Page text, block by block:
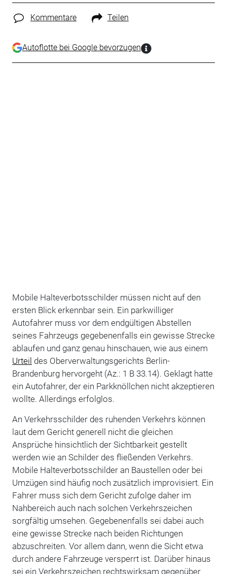
Kommentare Teilen
Autoflotte bei Google bevorzugen
Mobile Halteverbotsschilder müssen nicht auf den
ersten Blick erkennbar sein. Ein parkwilliger
Autofahrer muss vor dem endgültigen Abstellen
seines Fahrzeugs gegebenenfalls ein gewisse Strecke
ablaufen und ganz genau hinschauen, wie aus einem
Urteil des Oberverwaltungsgerichts Berlin-
Brandenburg hervorgeht (Az.: 1 B 33.14). Geklagt hatte
ein Autofahrer, der ein Parkknöllchen nicht akzeptieren
wollte. Allerdings erfolglos.
An Verkehrsschilder des ruhenden Verkehrs können
laut dem Gericht generell nicht die gleichen
Ansprüche hinsichtlich der Sichtbarkeit gestellt
werden wie an Schilder des fließenden Verkehrs.
Mobile Halteverbotsschilder an Baustellen oder bei
Umzügen sind häufig noch zusätzlich improvisiert. Ein
Fahrer muss sich dem Gericht zufolge daher im
Nahbereich auch nach solchen Verkehrszeichen
sorgfältig umsehen. Gegebenenfalls sei dabei auch
eine gewisse Strecke nach beiden Richtungen
abzuschreiten. Vor allem dann, wenn die Sicht etwa
durch andere Fahrzeuge versperrt ist. Darüber hinaus
sei ein Verkehrszeichen rechtswirksam gegenüber